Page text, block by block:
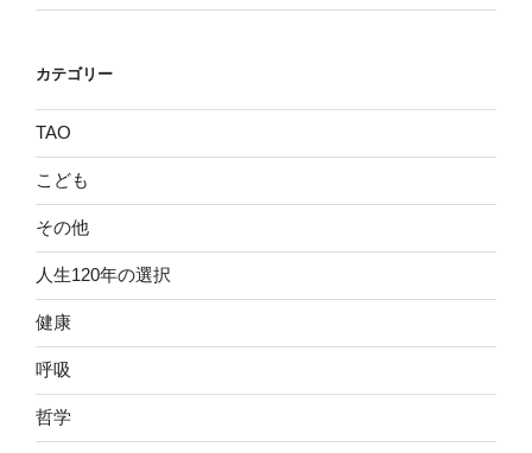
カテゴリー
TAO
こども
その他
人生120年の選択
健康
呼吸
哲学